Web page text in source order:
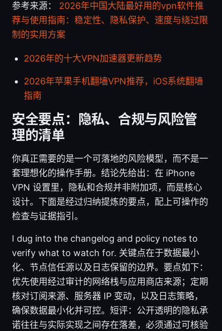
参考来源： 2026年中国大陆最好用的vpn软件推
荐与使用指南：稳定性、隐私保护、速度与绕过限
制的实用方案
2026年的十大VPN加速器更新趋势
2026年苹果手机翻墙VPN推荐，iOS系统翻墙
指南
安全要点：隐私、合规与风险管
理的清单
你真正需要的是一个可落地的风险模型，而不是一
套理想化的操作手册。结论先给出：在 iPhone
VPN 设置里，隐私和合规并非附加项，而是核心
设计。下面是经过归纳提炼的要点，配上可操作的
检查与证据指引。
I dug into the changelog and policy notes to
verify what to watch for. 关键点在于数据最小
化、节点信任源以及日志保留的边界。要点如下：
优先使用经过审计的网络栈与应用商店来源；定期
核对订阅来源、服务器 IP 变动，以及日志策略，
确保数据最小化并可控。短评：公开透明的隐私承
诺往往与实际实现之间存在落差，必须通过可核验